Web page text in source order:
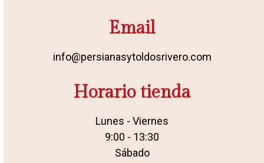
Email
info@persianasytoldosrivero.com
Horario tienda
Lunes - Viernes
9:00 - 13:30
Sábado